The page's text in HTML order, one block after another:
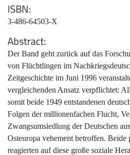
ISBN
3-486-64503-X
Abstract
Der Band geht zurück auf das
von Flüchtlingen im
Zeitgeschichte im Juni 1996
vergleichenden Ansatz verpflichtet:
somit beide 1949 entstandenen
Folgen der millionenfachen Flucht,
Zwangsumsiedlung der Deutschen
Osteuropa vehement betroffen. Beide
reagierten auf diese große soziale